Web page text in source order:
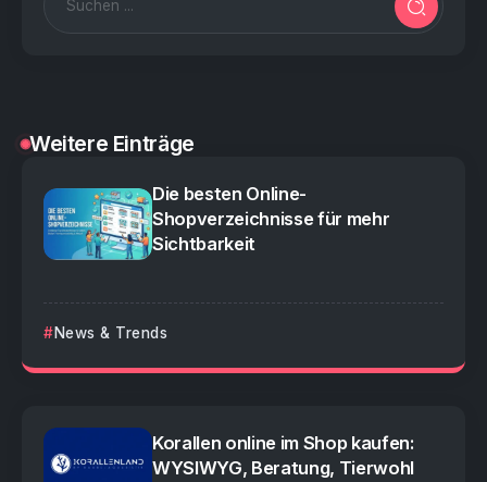
Weitere Einträge
Die besten Online-
Shopverzeichnisse für mehr
Sichtbarkeit
News & Trends
Korallen online im Shop kaufen:
WYSIWYG, Beratung, Tierwohl